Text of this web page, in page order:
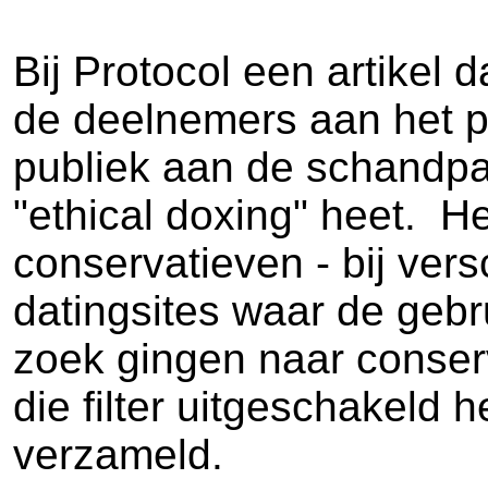
Bij Protocol een artikel
de deelnemers aan het
publiek aan de
"ethical doxing" heet.
conservatieven - bij
datingsites waar de
zoek gingen naar
die filter uitgeschakeld
verzameld.